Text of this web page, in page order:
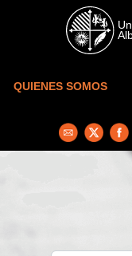
Skip to main content
QUIENES SOMOS